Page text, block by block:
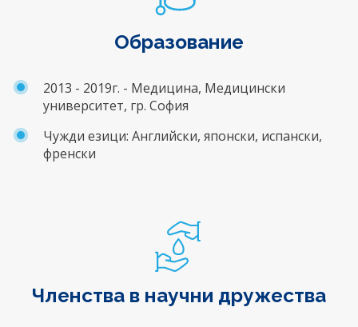
Образование
2013 - 2019г. - Медицина, Медицински
университет, гр. София
Чужди езици: Английски, японски, испански,
френски
Членства в научни дружества